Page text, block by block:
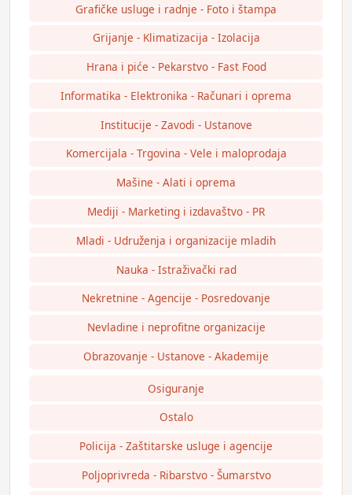
Grafičke usluge i radnje - Foto i štampa
Grijanje - Klimatizacija - Izolacija
Hrana i piće - Pekarstvo - Fast Food
Informatika - Elektronika - Računari i oprema
Institucije - Zavodi - Ustanove
Komercijala - Trgovina - Vele i maloprodaja
Mašine - Alati i oprema
Mediji - Marketing i izdavaštvo - PR
Mladi - Udruženja i organizacije mladih
Nauka - Istraživački rad
Nekretnine - Agencije - Posredovanje
Nevladine i neprofitne organizacije
Obrazovanje - Ustanove - Akademije
Osiguranje
Ostalo
Policija - Zaštitarske usluge i agencije
Poljoprivreda - Ribarstvo - Šumarstvo